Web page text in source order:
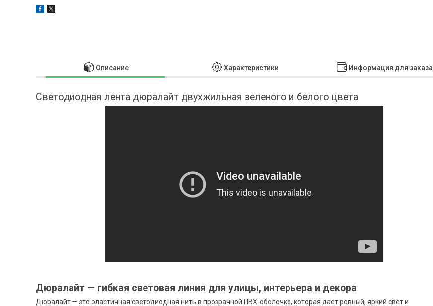
Описание Характеристики Информация для заказа
Светодиодная лента дюралайт двухжильная зеленого и белого цвета
Дюралайт — гибкая световая линия для улицы, интерьера и декора
Дюралайт — это эластичная светодиодная нить в прозрачной ПВХ-оболочке, которая даёт ровный, яркий свет и